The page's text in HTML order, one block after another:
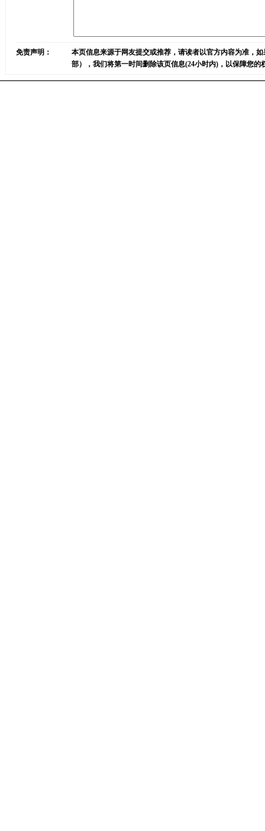
免责声明：
本页信息来源于网友提交或推荐，请读者以官方内容为准，
部），我们将第一时间删除该页信息(24小时内)，以保障您的